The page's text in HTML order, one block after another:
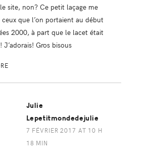
site, non? Ce petit laçage me
que l’on portaient au début
2000, à part que le lacet était
J’adorais! Gros bisous
Julie
Lepetitmondedejulie
7 FÉVRIER 2017 AT 10 H
18 MIN